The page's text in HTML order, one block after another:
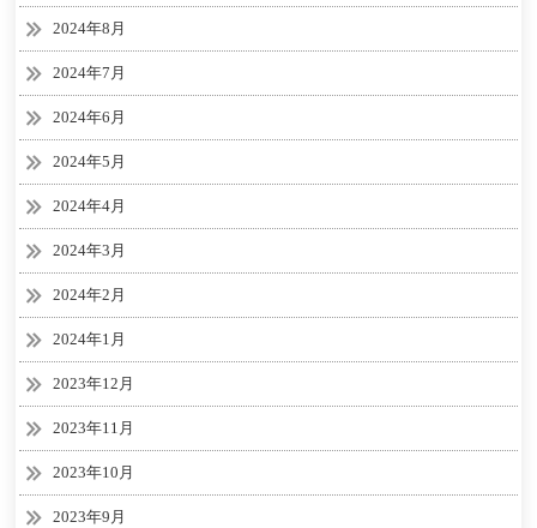
2024年8月
2024年7月
2024年6月
2024年5月
2024年4月
2024年3月
2024年2月
2024年1月
2023年12月
2023年11月
2023年10月
2023年9月